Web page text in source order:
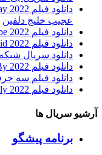
عجیب خلیج دلفین
دانلود فیلم Seoul Vibe 2022 حال و هوای سئول
دانلود فیلم Alienoid 2022 بیگانه
دانلود سریال
دانلود فیلم I Came By 2022 آمدم
دانلود فیلم سه
دانلود فیلم Fourth of July 2022 چهارم جولای
آرشیو سریال ها
برنامه پیشگو